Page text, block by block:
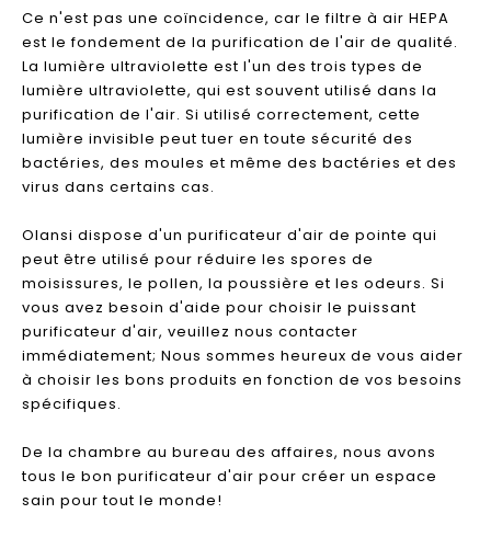
Ce n'est pas une coïncidence, car le filtre à air HEPA
est le fondement de la purification de l'air de qualité.
La lumière ultraviolette est l'un des trois types de
lumière ultraviolette, qui est souvent utilisé dans la
purification de l'air. Si utilisé correctement, cette
lumière invisible peut tuer en toute sécurité des
bactéries, des moules et même des bactéries et des
virus dans certains cas.
Olansi dispose d'un purificateur d'air de pointe qui
peut être utilisé pour réduire les spores de
moisissures, le pollen, la poussière et les odeurs. Si
vous avez besoin d'aide pour choisir le puissant
purificateur d'air, veuillez nous contacter
immédiatement; Nous sommes heureux de vous aider
à choisir les bons produits en fonction de vos besoins
spécifiques.
De la chambre au bureau des affaires, nous avons
tous le bon purificateur d'air pour créer un espace
sain pour tout le monde!